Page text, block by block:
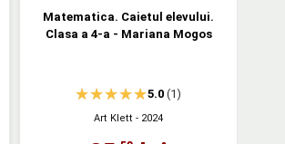
Matematica. Caietul elevului.
Clasa a 4-a - Mariana Mogos
5.0(1)
Art Klett - 2024